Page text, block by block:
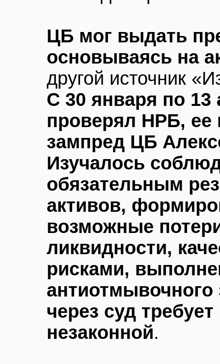
ЦБ мог выдать
основываясь на
другой источник
С 30 января по 13
проверял НРБ, ее
зампред ЦБ
Изучалось
обязательным
активов,
возможные
ликвидности,
рисками,
через суд
незаконной.